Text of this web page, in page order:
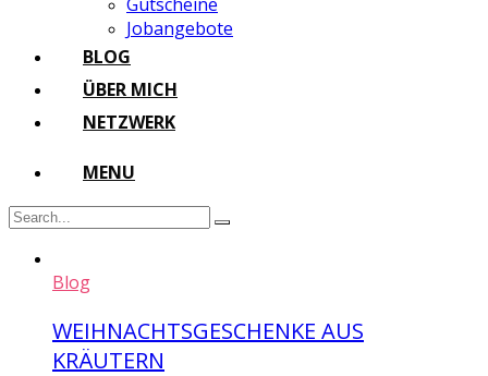
Jobangebote
BLOG
ÜBER MICH
NETZWERK
MENU
Blog
WEIHNACHTSGESCHENKE AUS
KRÄUTERN